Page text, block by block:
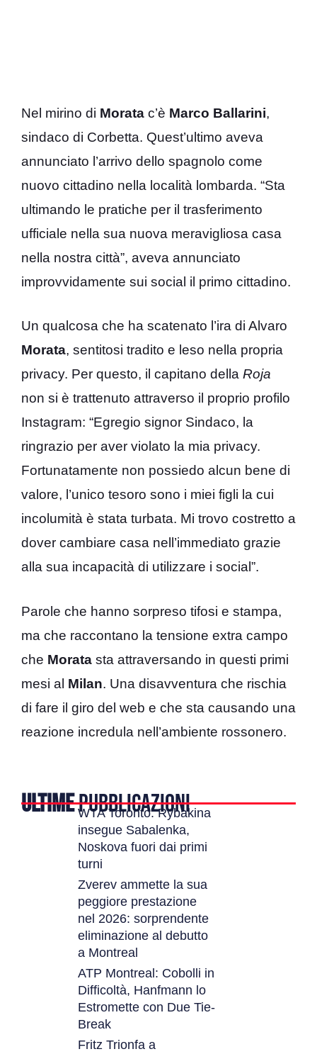
Nel mirino di Morata c’è Marco Ballarini,
sindaco di Corbetta. Quest’ultimo aveva
annunciato l’arrivo dello spagnolo come
nuovo cittadino nella località lombarda. “Sta
ultimando le pratiche per il trasferimento
ufficiale nella sua nuova meravigliosa casa
nella nostra città”, aveva annunciato
improvvidamente sui social il primo cittadino.
Un qualcosa che ha scatenato l’ira di Alvaro
Morata, sentitosi tradito e leso nella propria
privacy. Per questo, il capitano della Roja
non si è trattenuto attraverso il proprio profilo
Instagram: “Egregio signor Sindaco, la
ringrazio per aver violato la mia privacy.
Fortunatamente non possiedo alcun bene di
valore, l’unico tesoro sono i miei figli la cui
incolumità è stata turbata. Mi trovo costretto a
dover cambiare casa nell’immediato grazie
alla sua incapacità di utilizzare i social”.
Parole che hanno sorpreso tifosi e stampa,
ma che raccontano la tensione extra campo
che Morata sta attraversando in questi primi
mesi al Milan. Una disavventura che rischia
di fare il giro del web e che sta causando una
reazione incredula nell’ambiente rossonero.
ULTIMEPUBBLICAZIONI
WTA Toronto: Rybakina
insegue Sabalenka,
Noskova fuori dai primi
turni
Zverev ammette la sua
peggiore prestazione
nel 2026: sorprendente
eliminazione al debutto
a Montreal
ATP Montreal: Cobolli in
Difficoltà, Hanfmann lo
Estromette con Due Tie-
Break
Fritz Trionfa a